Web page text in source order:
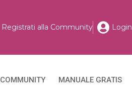
Registrati alla Community Login
COMMUNITY MANUALE GRATIS